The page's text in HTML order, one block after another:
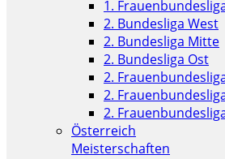
1.
2. Bundesliga West
2. Bundesliga Mitte
2. Bundesliga Ost
2.
2.
2.
Österreich
Meisterschaften